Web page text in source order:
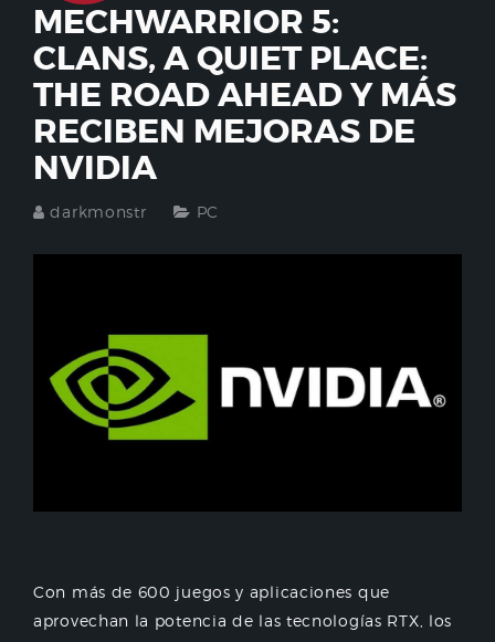
MECHWARRIOR 5:
CLANS, A QUIET PLACE:
THE ROAD AHEAD Y MÁS
RECIBEN MEJORAS DE
NVIDIA
darkmonstr PC
Con más de 600 juegos y aplicaciones que
aprovechan la potencia de las tecnologías RTX, los